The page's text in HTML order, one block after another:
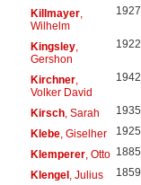
Killmayer,
Wilhelm
1927
Kingsley,
Gershon
1922
Kirchner,
Volker David
1942
Kirsch, Sarah 1935
Klebe, Giselher 1925
Klemperer, Otto 1885
Klengel, Julius 1859